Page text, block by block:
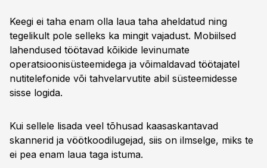
Keegi ei taha enam olla laua taha aheldatud ning
tegelikult pole selleks ka mingit vajadust. Mobiilsed
lahendused töötavad kõikide levinumate
operatsioonisüsteemidega ja võimaldavad töötajatel
nutitelefonide või tahvelarvutite abil süsteemidesse
sisse logida.
Kui sellele lisada veel tõhusad kaasaskantavad
skannerid ja vöötkoodilugejad, siis on ilmselge, miks te
ei pea enam laua taga istuma.